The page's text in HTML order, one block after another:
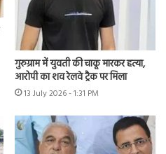
गुरुग्राम में युवती की चाकू मारकर हत्या,
आरोपी का शव रेलवे ट्रैक पर मिला
13 July 2026 - 1:31 PM